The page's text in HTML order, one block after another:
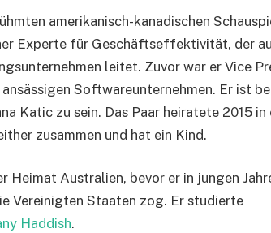
amerikanisch-kanadischen
Experte für Geschäftseffektivität, der
leitet. Zuvor war er Vice
Softwareunternehmen. Er ist
Katic zu sein. Das Paar heiratete 2015 in
zusammen und hat ein Kind.
Heimat Australien, bevor er in jungen
Vereinigten Staaten zog. Er studierte
Haddish.